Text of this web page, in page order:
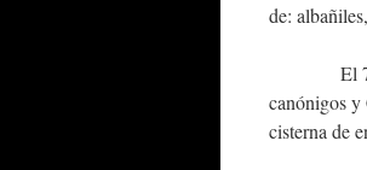
de:
El 7 de
canónigos y
cisterna de